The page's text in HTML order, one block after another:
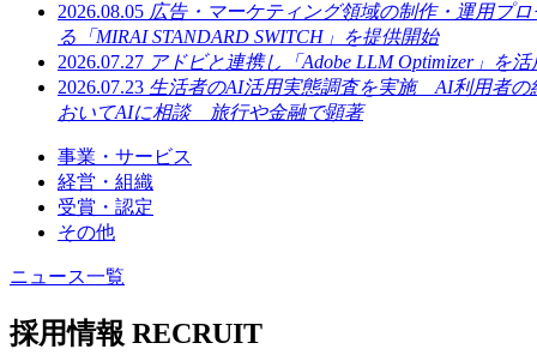
2026.08.05 広告・マーケティング領域の制作・運用プ
る「MIRAI STANDARD SWITCH」を提供開始
2026.07.27 アドビと連携し「Adobe LLM Optimizer」を
2026.07.23 生活者のAI活用実態調査を実施 AI利用者の
おいてAIに相談 旅行や金融で顕著
事業・サービス
経営・組織
受賞・認定
その他
ニュース一覧
採用情報 RECRUIT